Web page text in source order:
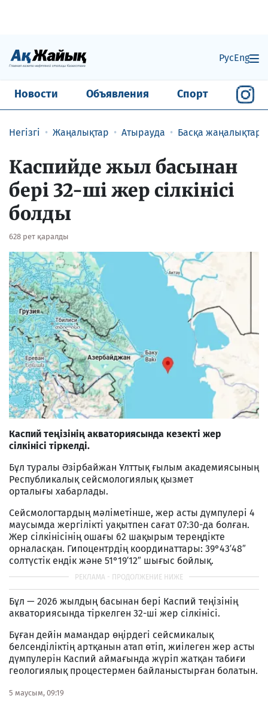
РусEng
Новости Объявления Спорт
Негізгі Жаңалықтар Атырауда Басқа жаңалықтар
​Каспийде жыл басынан
бері 32-ші жер сілкінісі
болды
628 рет қаралды
Каспий теңізінің акваториясында кезекті жер
сілкінісі тіркелді.
Бұл туралы Әзірбайжан Ұлттық ғылым академиясының
Республикалық сейсмологиялық қызмет
орталығы хабарлады.
Сейсмологтардың мәліметінше, жер асты дүмпулері 4
маусымда жергілікті уақытпен сағат 07:30-да болған.
Жер сілкінісінің ошағы 62 шақырым тереңдікте
орналасқан. Гипоцентрдің координаттары: 39°43′48″
солтүстік ендік және 51°19′12″ шығыс бойлық.
Бұл — 2026 жылдың басынан бері Каспий теңізінің
акваториясында тіркелген 32-ші жер сілкінісі.
Бұған дейін мамандар өңірдегі сейсмикалық
белсенділіктің артқанын атап өтіп, жиілеген жер асты
дүмпулерін Каспий аймағында жүріп жатқан табиғи
геологиялық процестермен байланыстырған болатын.
5 маусым, 09:19